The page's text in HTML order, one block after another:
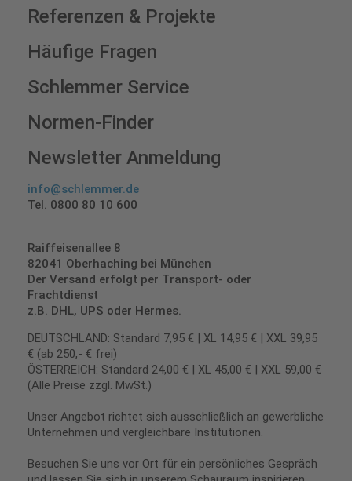
Referenzen & Projekte
Häufige Fragen
Schlemmer Service
Normen-Finder
Newsletter Anmeldung
info@schlemmer.de
Tel. 0800 80 10 600
Raiffeisenallee 8
82041 Oberhaching bei München
Der Versand erfolgt per Transport- oder
Frachtdienst
z.B. DHL, UPS oder Hermes.
DEUTSCHLAND: Standard 7,95 € | XL 14,95 € | XXL 39,95
€ (ab 250,- € frei)
ÖSTERREICH: Standard 24,00 € | XL 45,00 € | XXL 59,00 €
(Alle Preise zzgl. MwSt.)
Unser Angebot richtet sich ausschließlich an gewerbliche
Unternehmen und vergleichbare Institutionen.
Besuchen Sie uns vor Ort für ein persönliches Gespräch